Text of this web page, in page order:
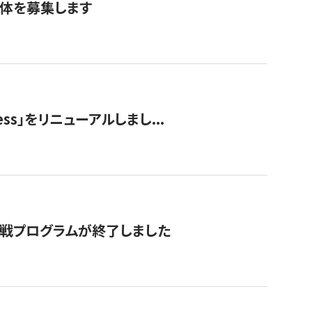
を募集します
」をリニューアルしまし...
プログラムが終了しました